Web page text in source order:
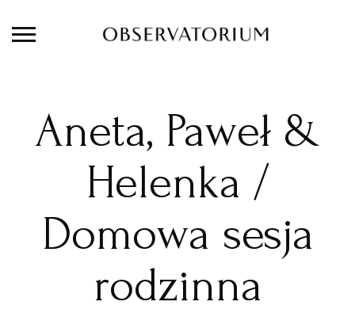
Aneta, Paweł &
Helenka /
Domowa sesja
rodzinna